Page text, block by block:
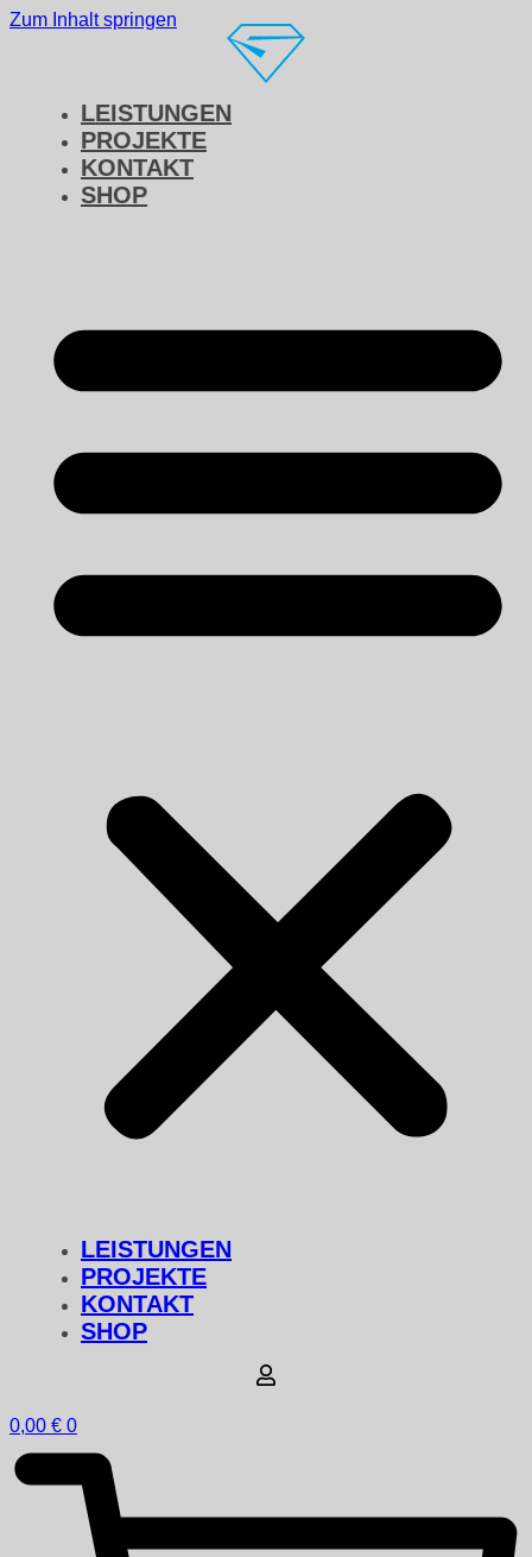
Zum Inhalt springen
LEISTUNGEN
PROJEKTE
KONTAKT
SHOP
LEISTUNGEN
PROJEKTE
KONTAKT
SHOP
0,00 € 0